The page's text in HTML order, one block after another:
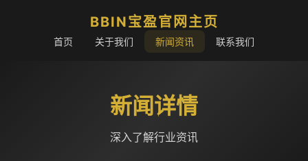
BBIN宝盈官网主页
首页 关于我们 新闻资讯 联系我们
新闻详情
深入了解行业资讯